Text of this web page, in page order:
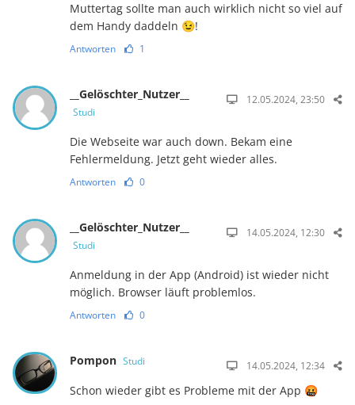
Muttertag sollte man auch wirklich nicht so viel auf
dem Handy daddeln 😉!
Antworten 1
__Gelöschter_Nutzer__
Studi
12.05.2024, 23:50
Die Webseite war auch down. Bekam eine
Fehlermeldung. Jetzt geht wieder alles.
Antworten 0
__Gelöschter_Nutzer__
Studi
14.05.2024, 12:30
Anmeldung in der App (Android) ist wieder nicht
möglich. Browser läuft problemlos.
Antworten 0
Pompon Studi 14.05.2024, 12:34
Schon wieder gibt es Probleme mit der App 🤬